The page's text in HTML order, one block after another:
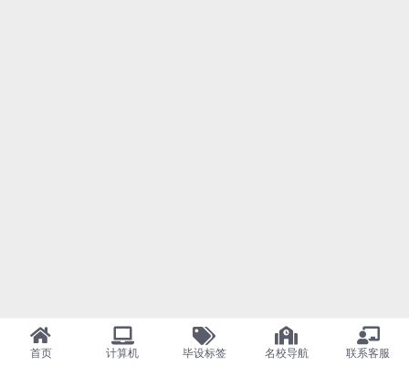
首页 计算机 毕设标签 名校导航 联系客服